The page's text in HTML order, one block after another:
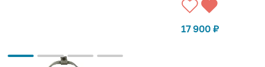
17 900 ₽